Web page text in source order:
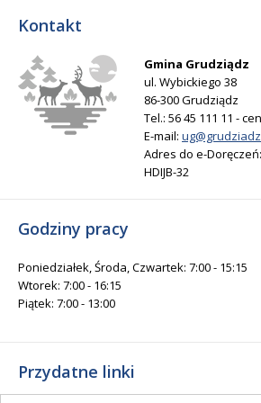
Kontakt
Gmina Grudziądz
ul. Wybickiego 38
86-300 Grudziądz
Tel.: 56 45 111 11 -
E-mail:
Adres do e-
HDIJB-32
Godziny pracy
Poniedziałek, Środa, Czwartek: 7:00 - 15:15
Wtorek: 7:00 - 16:15
Piątek: 7:00 - 13:00
Przydatne linki